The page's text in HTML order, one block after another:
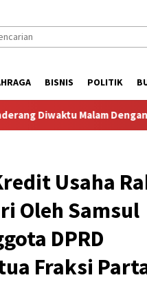
BISNIS POLITIK
Dengan Adanya
Usaha
Oleh Samsul
DPRD
Fraksi